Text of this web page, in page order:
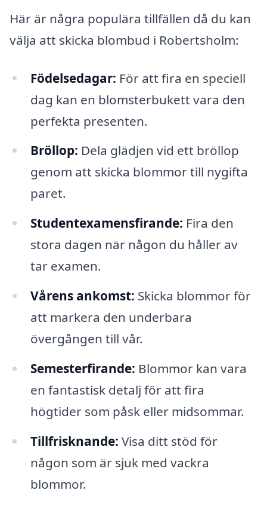
Här är några populära tillfällen då du kan
välja att skicka blombud i Robertsholm:
Födelsedagar: För att fira en speciell
dag kan en blomsterbukett vara den
perfekta presenten.
Bröllop: Dela glädjen vid ett bröllop
genom att skicka blommor till nygifta
paret.
Studentexamensfirande: Fira den
stora dagen när någon du håller av
tar examen.
Vårens ankomst: Skicka blommor för
att markera den underbara
övergången till vår.
Semesterfirande: Blommor kan vara
en fantastisk detalj för att fira
högtider som påsk eller midsommar.
Tillfrisknande: Visa ditt stöd för
någon som är sjuk med vackra
blommor.